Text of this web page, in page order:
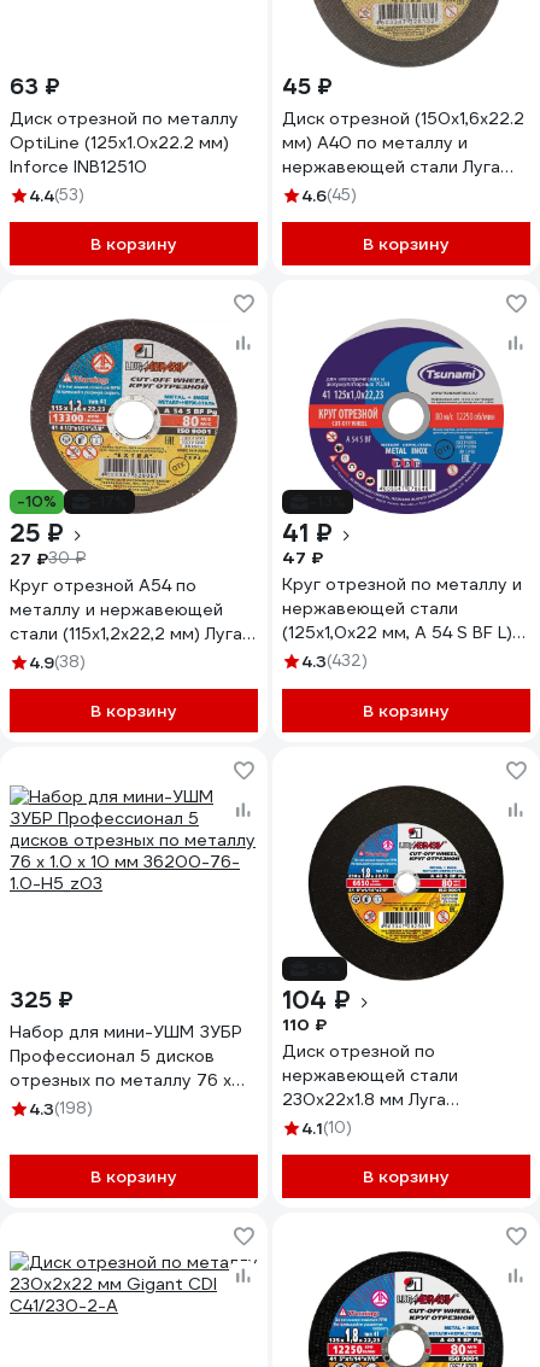
63 ₽
Диск отрезной по металлу
OptiLine (125x1.0x22.2 мм)
Inforce INB12510
4.4(53)
В корзину
45 ₽
Диск отрезной (150х1,6х22.2
мм) А40 по металлу и
нержавеющей стали Луга
4603347328132
4.6(45)
В корзину
-10%
25 ₽
27 ₽30 ₽
Круг отрезной А54 по
металлу и нержавеющей
стали (115х1,2х22,2 мм) Луга
4603347328057
4.9(38)
В корзину
41 ₽
47 ₽
Круг отрезной по металлу и
нержавеющей стали
(125х1,0х22 мм, A 54 S BF L)
Tsunami D16101251022000
4.3(432)
В корзину
325 ₽
Набор для мини-УШМ ЗУБР
Профессионал 5 дисков
отрезных по металлу 76 х
1.0 х 10 мм 36200-76-1.0-
4.3(198)
В корзину
104 ₽
110 ₽
Диск отрезной по
нержавеющей стали
230х22х1.8 мм Луга
4603347292501
4.1(10)
В корзину